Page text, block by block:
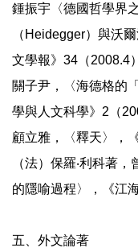
鍾振宇〈德國哲學界
（Heidegger）與沃
文學報》34（2008.4
關子尹，〈海德格的
學與人文科學》2（
顧立雅，〈釋天〉，
（法）保羅‧利科著
的隱喻過程〉，《江
五、外文論著